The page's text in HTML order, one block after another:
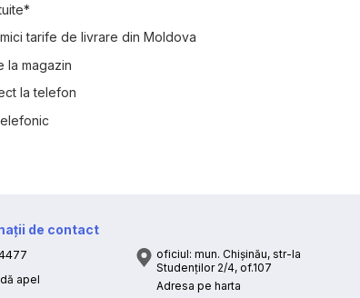
tarife de livrare din Moldova
la magazin
la telefon
de contact
apel
oficiul: mun. Chișinău, str-la
Studenților 2/4, of.107
Adresa pe harta